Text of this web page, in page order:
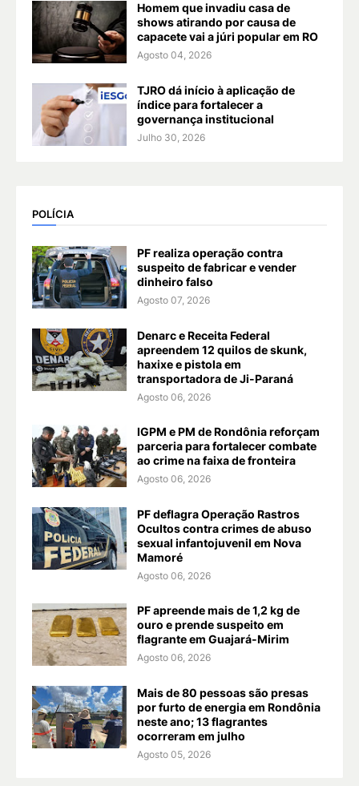
Homem que invadiu casa de
shows atirando por causa de
capacete vai a júri popular em RO
Agosto 04, 2026
TJRO dá início à aplicação de
índice para fortalecer a
governança institucional
Julho 30, 2026
POLÍCIA
PF realiza operação contra
suspeito de fabricar e vender
dinheiro falso
Agosto 07, 2026
Denarc e Receita Federal
apreendem 12 quilos de skunk,
haxixe e pistola em
transportadora de Ji-Paraná
Agosto 06, 2026
IGPM e PM de Rondônia reforçam
parceria para fortalecer combate
ao crime na faixa de fronteira
Agosto 06, 2026
PF deflagra Operação Rastros
Ocultos contra crimes de abuso
sexual infantojuvenil em Nova
Mamoré
Agosto 06, 2026
PF apreende mais de 1,2 kg de
ouro e prende suspeito em
flagrante em Guajará-Mirim
Agosto 06, 2026
Mais de 80 pessoas são presas
por furto de energia em Rondônia
neste ano; 13 flagrantes
ocorreram em julho
Agosto 05, 2026